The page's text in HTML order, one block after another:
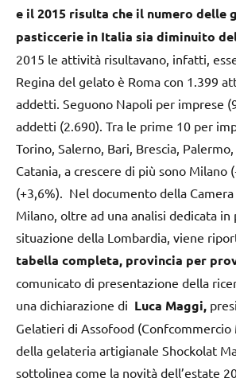
e il 2015 risulta che il numero delle
pasticcerie in Italia sia diminuito
2015 le attività risultavano, infatti,
Regina del gelato è Roma con 1.399
addetti. Seguono Napoli per imprese
addetti (2.690). Tra le prime 10 per
Torino, Salerno, Bari, Brescia,
Catania, a crescere di più sono Milano
(+3,6%). Nel documento della
Milano, oltre ad una analisi dedicata in
situazione della Lombardia, viene
tabella completa, provincia per
comunicato di presentazione della
una dichiarazione di Luca Maggi,
Gelatieri di Assofood
della gelateria artigianale Shockolat
sottolinea come la novità dell’estate